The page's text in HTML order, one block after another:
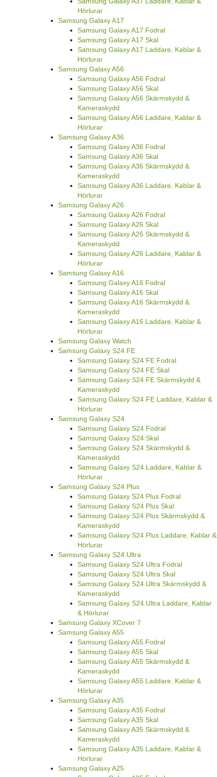
Hörlurar
Samsung Galaxy A17
Samsung Galaxy A17 Fodral
Samsung Galaxy A17 Skal
Samsung Galaxy A17 Laddare, Kablar &
Hörlurar
Samsung Galaxy A56
Samsung Galaxy A56 Fodral
Samsung Galaxy A56 Skal
Samsung Galaxy A56 Skärmskydd &
Kameraskydd
Samsung Galaxy A56 Laddare, Kablar &
Hörlurar
Samsung Galaxy A36
Samsung Galaxy A36 Fodral
Samsung Galaxy A36 Skal
Samsung Galaxy A36 Skärmskydd &
Kameraskydd
Samsung Galaxy A36 Laddare, Kablar &
Hörlurar
Samsung Galaxy A26
Samsung Galaxy A26 Fodral
Samsung Galaxy A26 Skal
Samsung Galaxy A26 Skärmskydd &
Kameraskydd
Samsung Galaxy A26 Laddare, Kablar &
Hörlurar
Samsung Galaxy A16
Samsung Galaxy A16 Fodral
Samsung Galaxy A16 Skal
Samsung Galaxy A16 Skärmskydd &
Kameraskydd
Samsung Galaxy A16 Laddare, Kablar &
Hörlurar
Samsung Galaxy Watch
Samsung Galaxy S24 FE
Samsung Galaxy S24 FE Fodral
Samsung Galaxy S24 FE Skal
Samsung Galaxy S24 FE Skärmskydd &
Kameraskydd
Samsung Galaxy S24 FE Laddare, Kablar &
Hörlurar
Samsung Galaxy S24
Samsung Galaxy S24 Fodral
Samsung Galaxy S24 Skal
Samsung Galaxy S24 Skärmskydd &
Kameraskydd
Samsung Galaxy S24 Laddare, Kablar &
Hörlurar
Samsung Galaxy S24 Plus
Samsung Galaxy S24 Plus Fodral
Samsung Galaxy S24 Plus Skal
Samsung Galaxy S24 Plus Skärmskydd &
Kameraskydd
Samsung Galaxy S24 Plus Laddare, Kablar &
Hörlurar
Samsung Galaxy S24 Ultra
Samsung Galaxy S24 Ultra Fodral
Samsung Galaxy S24 Ultra Skal
Samsung Galaxy S24 Ultra Skärmskydd &
Kameraskydd
Samsung Galaxy S24 Ultra Laddare, Kablar
& Hörlurar
Samsung Galaxy XCover 7
Samsung Galaxy A55
Samsung Galaxy A55 Fodral
Samsung Galaxy A55 Skal
Samsung Galaxy A55 Skärmskydd &
Kameraskydd
Samsung Galaxy A55 Laddare, Kablar &
Hörlurar
Samsung Galaxy A35
Samsung Galaxy A35 Fodral
Samsung Galaxy A35 Skal
Samsung Galaxy A35 Skärmskydd &
Kameraskydd
Samsung Galaxy A35 Laddare, Kablar &
Hörlurar
Samsung Galaxy A25